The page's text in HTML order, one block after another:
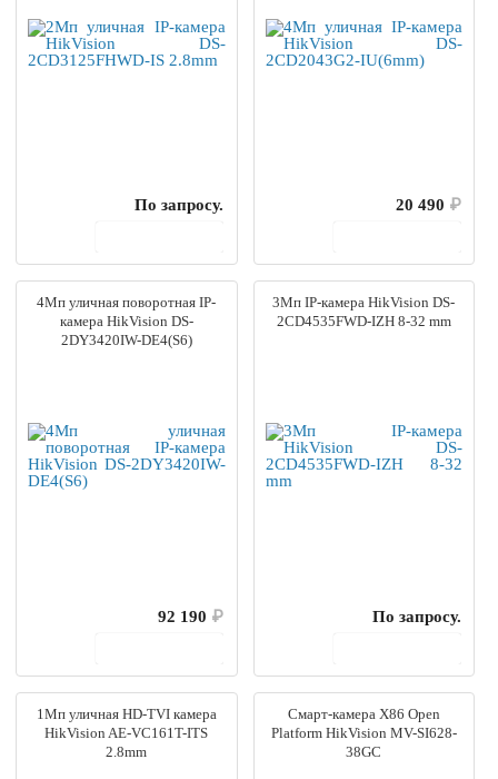
По запросу.
20 490 ₽
4Мп уличная поворотная IP-
камера HikVision DS-
2DY3420IW-DE4(S6)
92 190 ₽
3Мп IP-камера HikVision DS-
2CD4535FWD-IZH 8-32 mm
По запросу.
1Мп уличная HD-TVI камера
HikVision AE-VC161T-ITS
2.8mm
Смарт-камера X86 Open
Platform HikVision MV-SI628-
38GC